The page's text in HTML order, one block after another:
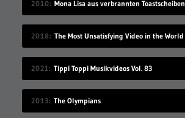
2010 Mona Lisa aus verbrannten Toastscheiben
2018
2021 Tippi Toppi Musikvideos Vol. 83
2013 The Olympians